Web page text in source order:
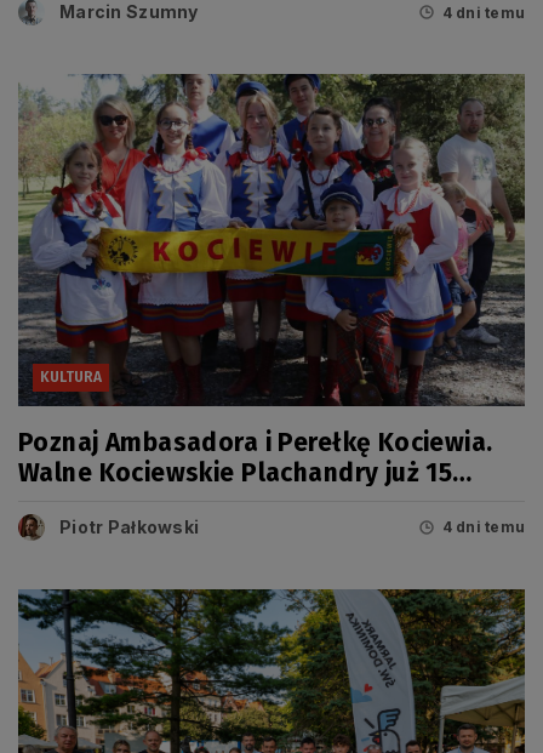
Marcin Szumny 4 dni temu
KULTURA
Poznaj Ambasadora i Perełkę Kociewia.
Walne Kociewskie Plachandry już 15
Piotr Pałkowski 4 dni temu